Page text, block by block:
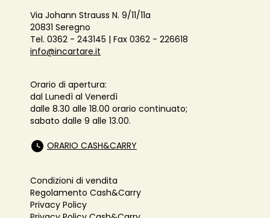
Via Johann Strauss N. 9/11/11a
20831 Seregno
Tel. 0362 - 243145 | Fax 0362 - 226618
info@incartare.it
Orario di apertura:
dal Lunedì al Venerdì
dalle 8.30 alle 18.00 orario continuato;
sabato dalle 9 alle 13.00.
ORARIO CASH&CARRY
Condizioni di vendita
Regolamento Cash&Carry
Privacy Policy